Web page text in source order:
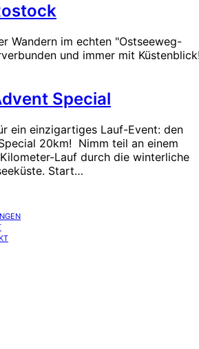
Wandern im echten "Ostseeweg-
und immer mit
Special
ein einzigartiges Lauf-Event: den
20km! Nimm teil an einem
Lauf durch die winterliche
Start…